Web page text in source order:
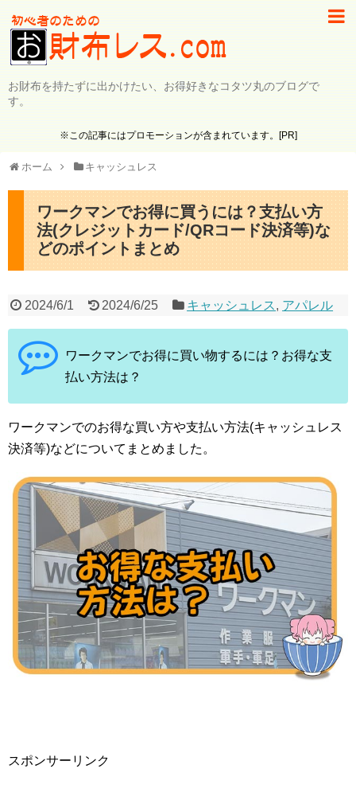
お財布を持たずに出かけたい、お得好きなコタツ丸のブログで
す。
※この記事にはプロモーションが含まれています。[PR]
ホーム キャッシュレス
ワークマンでお得に買うには？支払い方
法(クレジットカード/QRコード決済等)な
どのポイントまとめ
2024/6/1 2024/6/25 キャッシュレス, アパレル
ワークマンでお得に買い物するには？お得な支
払い方法は？
ワークマンでのお得な買い方や支払い方法(キャッシュレス
決済等)などについてまとめました。
スポンサーリンク